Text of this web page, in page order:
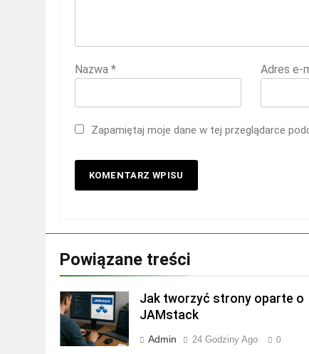
Nazwa * Adres e-
Zapamiętaj moje dane w tej przeglądarce
Powiązane treści
Jak tworzyć strony oparte o
JAMstack
Admin 24 Godziny Ago 0